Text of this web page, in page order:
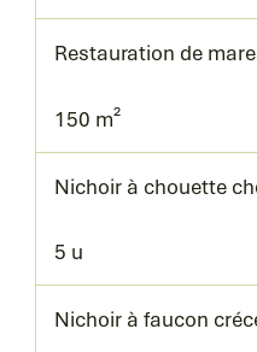
Restauration de
150 m²
Nichoir à chouette
5 u
Nichoir à faucon